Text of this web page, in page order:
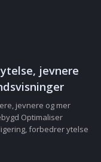
ytelse, jevnere
jevnere og mer
Optimaliser
forbedrer ytelse